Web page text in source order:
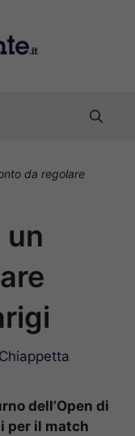
da regolare
un
dell’Open di
per il match